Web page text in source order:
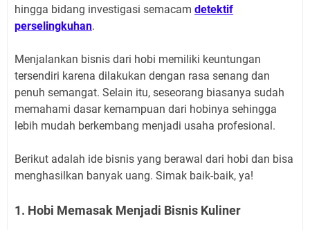
hingga bidang investigasi semacam detektif
perselingkuhan.
Menjalankan bisnis dari hobi memiliki keuntungan
tersendiri karena dilakukan dengan rasa senang dan
penuh semangat. Selain itu, seseorang biasanya sudah
memahami dasar kemampuan dari hobinya sehingga
lebih mudah berkembang menjadi usaha profesional.
Berikut adalah ide bisnis yang berawal dari hobi dan bisa
menghasilkan banyak uang. Simak baik-baik, ya!
1. Hobi Memasak Menjadi Bisnis Kuliner